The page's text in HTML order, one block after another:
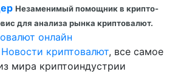
Незаменимый помощник в крипто-
для анализа рынка криптовалют.
онлайн
криптовалют, все самое
мира криптоиндустрии